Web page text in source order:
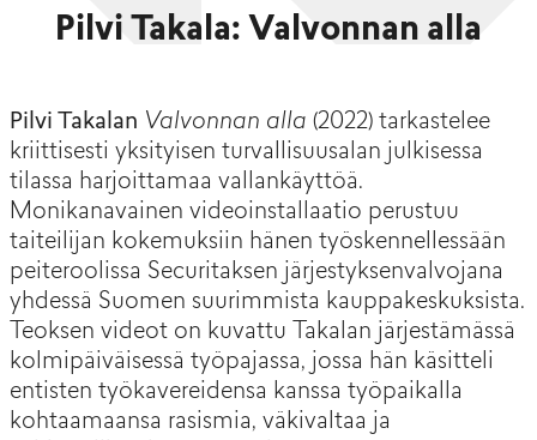
Pilvi Takala: Valvonnan alla
Pilvi Takalan Valvonnan alla (2022) tarkastelee
kriittisesti yksityisen turvallisuusalan julkisessa
tilassa harjoittamaa vallankäyttöä.
Monikanavainen videoinstallaatio perustuu
taiteilijan kokemuksiin hänen työskennellessään
peiteroolissa Securitaksen järjestyksenvalvojana
yhdessä Suomen suurimmista kauppakeskuksista.
Teoksen videot on kuvattu Takalan järjestämässä
kolmipäiväisessä työpajassa, jossa hän käsitteli
entisten työkavereidensa kanssa työpaikalla
kohtaamaansa rasismia, väkivaltaa ja